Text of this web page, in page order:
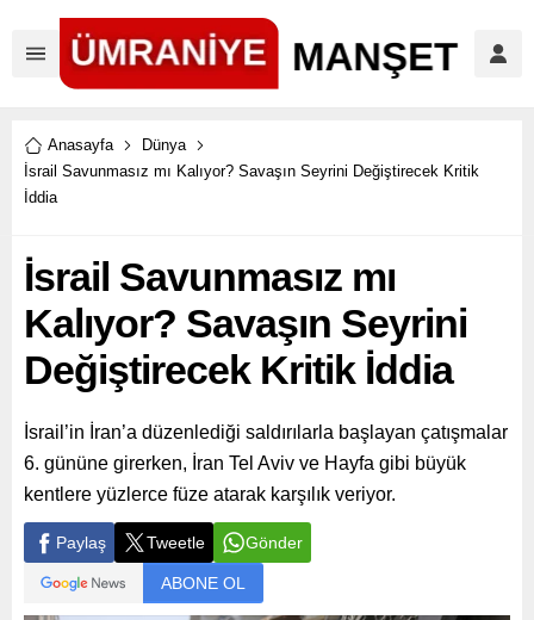
Anasayfa
Dünya
İsrail Savunmasız mı Kalıyor? Savaşın Seyrini Değiştirecek Kritik
İddia
İsrail Savunmasız mı
Kalıyor? Savaşın Seyrini
Değiştirecek Kritik İddia
İsrail’in İran’a düzenlediği saldırılarla başlayan çatışmalar
6. gününe girerken, İran Tel Aviv ve Hayfa gibi büyük
kentlere yüzlerce füze atarak karşılık veriyor.
Paylaş Tweetle Gönder
ABONE OL